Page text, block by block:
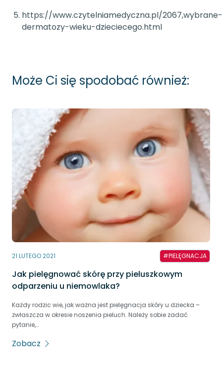
https://www.czytelniamedyczna.pl/2067,wybrane-
dermatozy-wieku-dzieciecego.html
Może Ci się spodobać również:
21 LUTEGO 2021 #PIELĘGNACJA
Jak pielęgnować skórę przy pieluszkowym
odparzeniu u niemowlaka?
Każdy rodzic wie, jak ważna jest pielęgnacja skóry u dziecka –
zwłaszcza w okresie noszenia pieluch. Należy sobie zadać
pytanie,…
Zobacz